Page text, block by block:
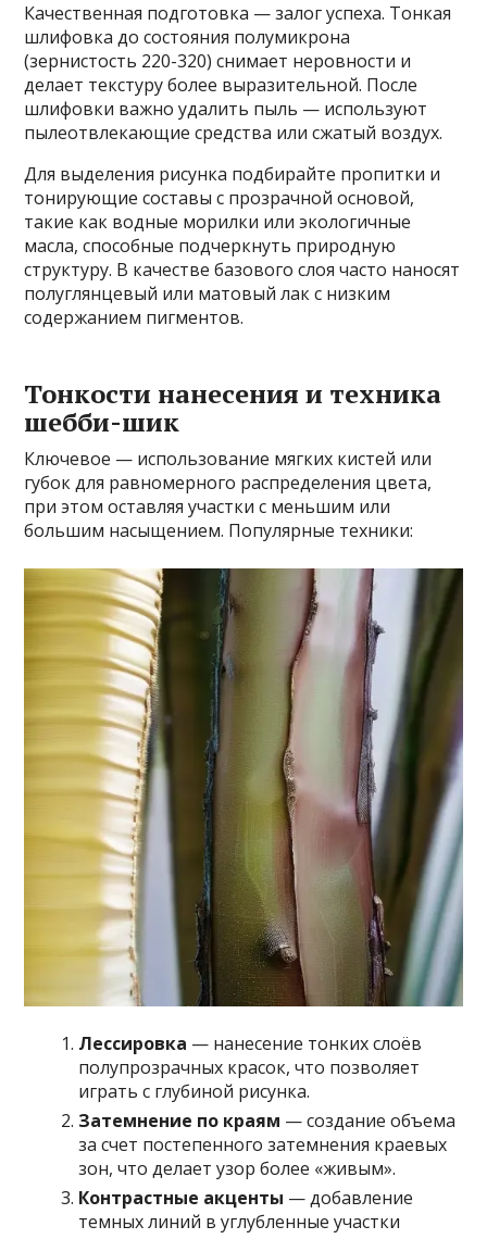
Качественная подготовка — залог успеха. Тонкая
шлифовка до состояния полумикрона
(зернистость 220-320) снимает неровности и
делает текстуру более выразительной. После
шлифовки важно удалить пыль — используют
пылеотвлекающие средства или сжатый воздух.
Для выделения рисунка подбирайте пропитки и
тонирующие составы с прозрачной основой,
такие как водные морилки или экологичные
масла, способные подчеркнуть природную
структуру. В качестве базового слоя часто наносят
полуглянцевый или матовый лак с низким
содержанием пигментов.
Тонкости нанесения и техника
шебби-шик
Ключевое — использование мягких кистей или
губок для равномерного распределения цвета,
при этом оставляя участки с меньшим или
большим насыщением. Популярные техники:
Лессировка — нанесение тонких слоёв
полупрозрачных красок, что позволяет
играть с глубиной рисунка.
Затемнение по краям — создание объема
за счет постепенного затемнения краевых
зон, что делает узор более «живым».
Контрастные акценты — добавление
темных линий в углубленные участки